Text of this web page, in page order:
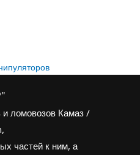
ломовозов Камаз /
частей к ним, а